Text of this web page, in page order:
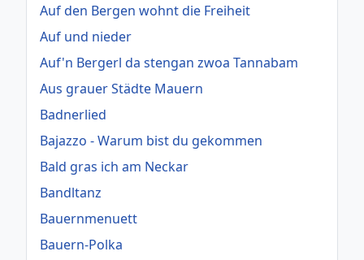
Auf den Bergen wohnt die Freiheit
Auf und nieder
Auf'n Bergerl da stengan zwoa Tannabam
Aus grauer Städte Mauern
Badnerlied
Bajazzo - Warum bist du gekommen
Bald gras ich am Neckar
Bandltanz
Bauernmenuett
Bauern-Polka